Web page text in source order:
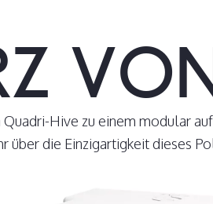
Hive zu einem modular
über die Einzigartigkeit dieses